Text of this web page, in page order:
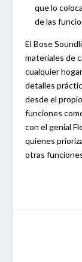
que lo
de las
El Bose
materiales de
cualquier
detalles
desde el
funciones
con el genial
quienes
otras